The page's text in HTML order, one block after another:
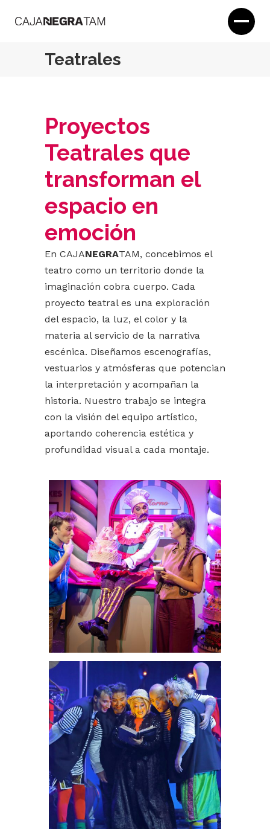
Teatrales
Proyectos
Teatrales que
transforman el
espacio en
emoción
En CAJANEGRATAM, concebimos el
teatro como un territorio donde la
imaginación cobra cuerpo. Cada
proyecto teatral es una exploración
del espacio, la luz, el color y la
materia al servicio de la narrativa
escénica. Diseñamos escenografías,
vestuarios y atmósferas que potencian
la interpretación y acompañan la
historia. Nuestro trabajo se integra
con la visión del equipo artístico,
aportando coherencia estética y
profundidad visual a cada montaje.
Hansel y
Gretel
Teatrales
Los
hermanos
Aragón
Teatrales